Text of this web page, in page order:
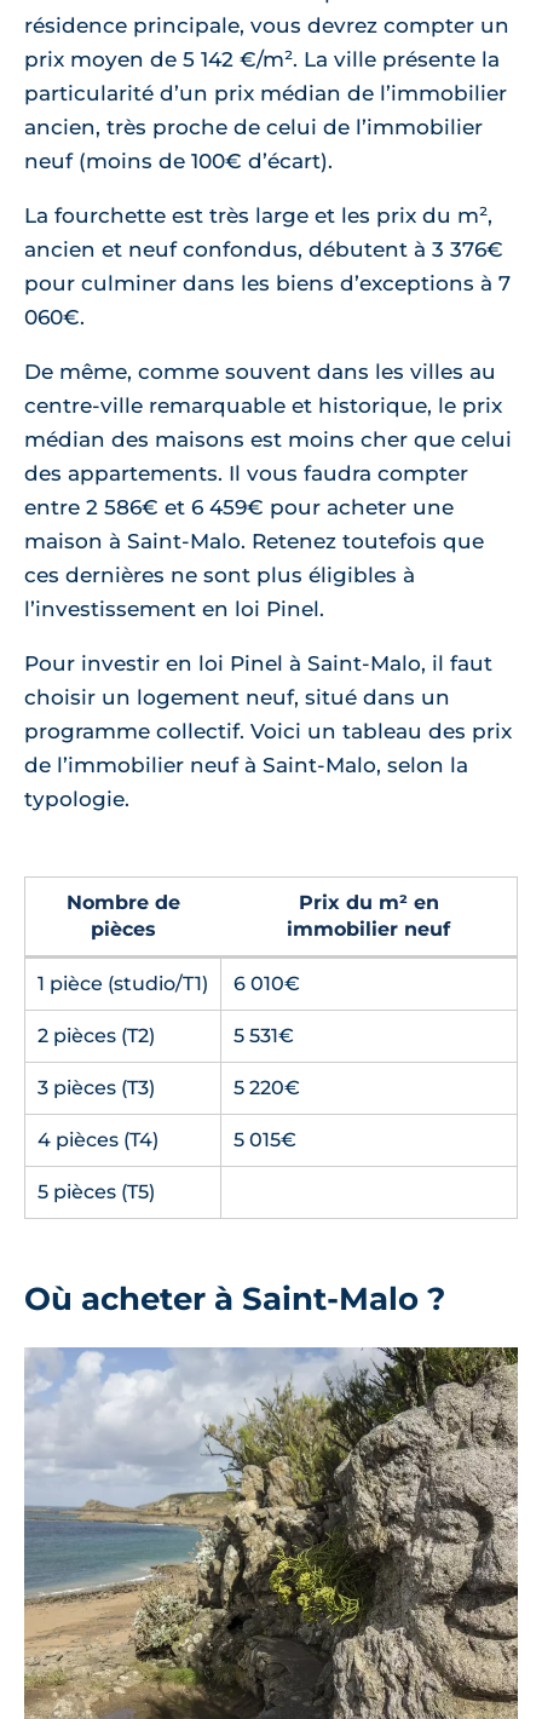
résidence principale, vous devrez compter un
prix moyen de 5 142 €/m². La ville présente la
particularité d’un prix médian de l’immobilier
ancien, très proche de celui de l’immobilier
neuf (moins de 100€ d’écart).
La fourchette est très large et les prix du m²,
ancien et neuf confondus, débutent à 3 376€
pour culminer dans les biens d’exceptions à 7
060€.
De même, comme souvent dans les villes au
centre-ville remarquable et historique, le prix
médian des maisons est moins cher que celui
des appartements. Il vous faudra compter
entre 2 586€ et 6 459€ pour acheter une
maison à Saint-Malo. Retenez toutefois que
ces dernières ne sont plus éligibles à
l’investissement en loi Pinel.
Pour investir en loi Pinel à Saint-Malo, il faut
choisir un logement neuf, situé dans un
programme collectif. Voici un tableau des prix
de l’immobilier neuf à Saint-Malo, selon la
typologie.
Nombre de
pièces
Prix du m² en
immobilier neuf
1 pièce (studio/T1) 6 010€
2 pièces (T2) 5 531€
3 pièces (T3) 5 220€
4 pièces (T4) 5 015€
5 pièces (T5)
Où acheter à Saint-Malo ?